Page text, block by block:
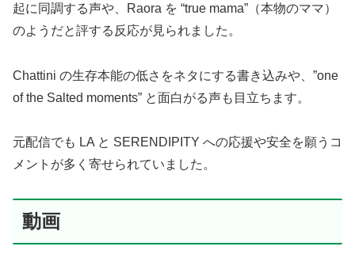
起に同調する声や、Raora を “true mama”（本物のママ）
のようだと評する反応が見られました。
Chattini の生存本能の低さをネタにする書き込みや、”one
of the Salted moments” と面白がる声も目立ちます。
元配信でも LA と SERENDIPITY への応援や安全を願うコ
メントが多く寄せられていました。
動画